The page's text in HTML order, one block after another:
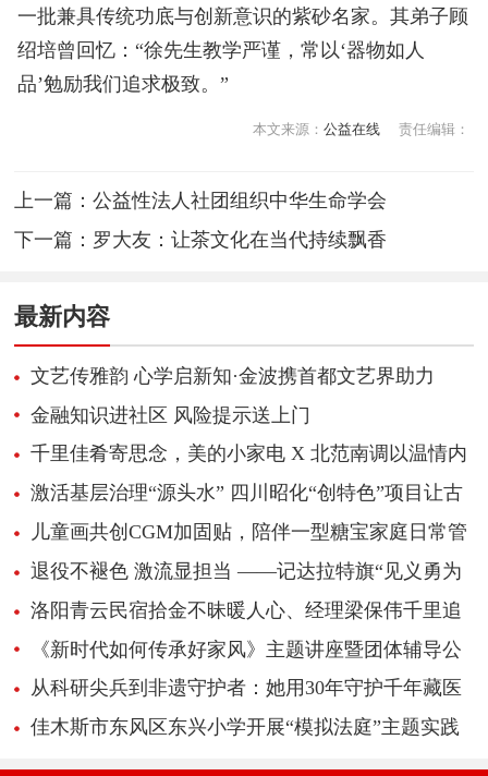
一批兼具传统功底与创新意识的紫砂名家。其弟子顾
绍培曾回忆：“徐先生教学严谨，常以‘器物如人
品’勉励我们追求极致。”
本文来源： 公益在线 责任编辑：
上一篇：公益性法人社团组织中华生命学会
下一篇： 罗大友：让茶文化在当代持续飘香
最新内容
文艺传雅韵 心学启新知·金波携首都文艺界助力
《心学感悟录》新书推广
金融知识进社区 风险提示送上门
千里佳肴寄思念，美的小家电 X 北范南调以温情内
容引爆超1700万播放
激活基层治理“源头水” 四川昭化“创特色”项目让古
城民俗“活”起来
儿童画共创CGM加固贴，陪伴一型糖宝家庭日常管
理退役不褪色 激流显担当 ——记达拉特旗“见义勇为
先进个人”边志峰
洛阳青云民宿拾金不昧暖人心、经理梁保伟千里追
还失物获赞
《新时代如何传承好家风》主题讲座暨团体辅导公
益活动
从科研尖兵到非遗守护者：她用30年守护千年藏医
学传承
佳木斯市东风区东兴小学开展“模拟法庭”主题实践
活动